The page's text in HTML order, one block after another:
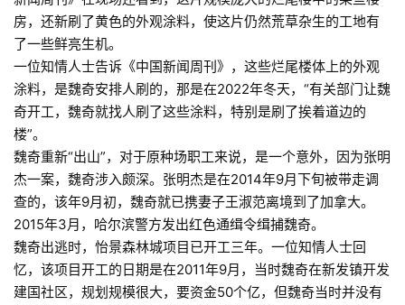
房，还新刷了黄色的外观涂料，使这片仍然荒草杂生的工地有
了一些鲜亮生机。
一位知情人士告诉《中国新闻周刊》，这些烂尾楼体上的外观
涂料，是魏奇安排人刷的，那是在2022年冬天，“有关部门让魏
奇开工，魏奇就找人刷了这些涂料，特别是刷了挨着道边的
楼”。
魏奇重新“出山”，对于原种场职工来说，是一个意外，因为张明
杰一案，魏奇涉入颇深。张明杰是在2014年9月下旬被带走调
查的，该年9月初，魏奇就已携妻子王淑范离境到了加拿大。
2015年3月，哈尔滨警方发出红色通缉令缉捕魏奇。
魏奇出逃时，怡景森林城项目已开工三年。一位知情人士回
忆，该项目开工的日期是在2011年9月，当时魏奇在新发镇开发
建国社区，规划规模很大，要资金50个亿，但魏奇当时并没有